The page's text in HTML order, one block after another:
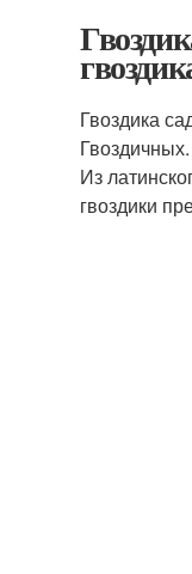
Гвоздика
Из
гвоздики